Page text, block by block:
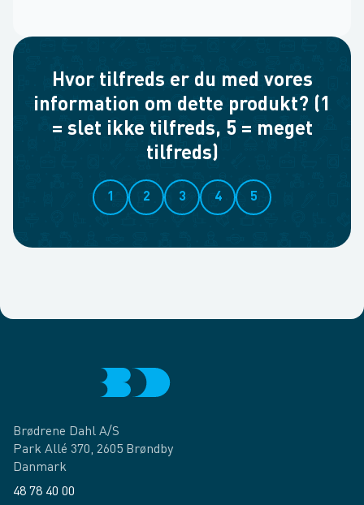
Hvor tilfreds er du med vores
information om dette produkt? (1
= slet ikke tilfreds, 5 = meget
tilfreds)
1 2 3 4 5
Brødrene Dahl A/S
Park Allé 370, 2605 Brøndby
Danmark
48 78 40 00